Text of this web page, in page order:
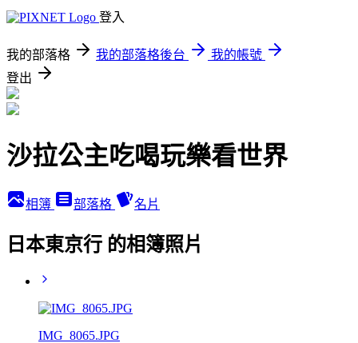
登入
我的部落格 我的部落格後台
我的帳號
登出
沙拉公主吃喝玩樂看世界
相簿 部落格 名片
日本東京行 的相簿照片
IMG_8065.JPG